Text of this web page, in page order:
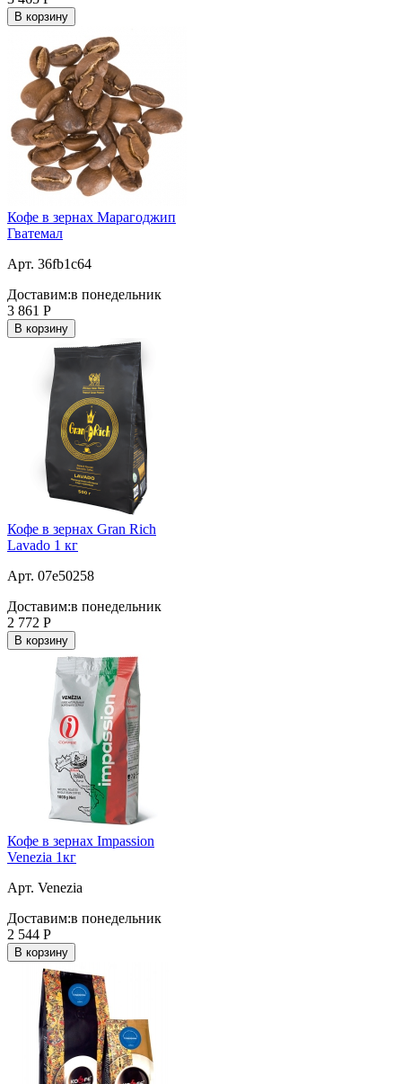
В корзину
Кофе в зернах Марагоджип
Гватемал
Арт. 36fb1c64
Доставим:в понедельник
3 861 Р
В корзину
Кофе в зернах Gran Rich
Lavado 1 кг
Арт. 07e50258
Доставим:в понедельник
2 772 Р
В корзину
Кофе в зернах Impassion
Venezia 1кг
Арт. Venezia
Доставим:в понедельник
2 544 Р
В корзину